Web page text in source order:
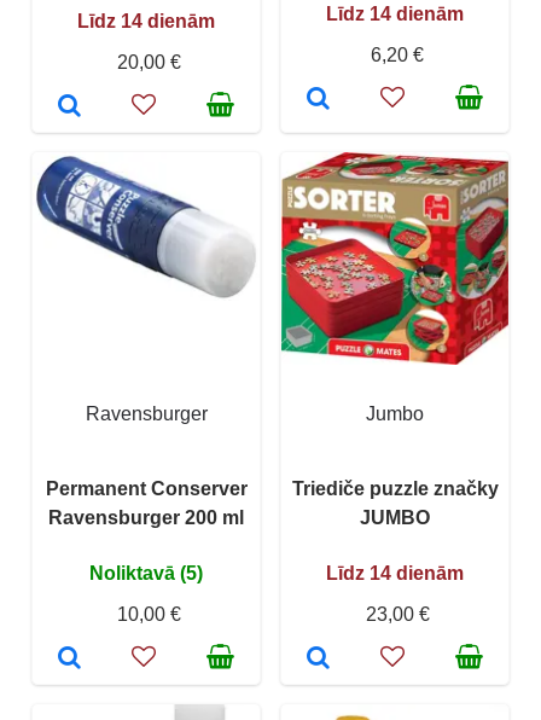
Līdz 14 dienām
20,00 €
Līdz 14 dienām
6,20 €
Ravensburger
Permanent Conserver
Ravensburger 200 ml
Noliktavā (5)
10,00 €
Jumbo
Triediče puzzle značky
JUMBO
Līdz 14 dienām
23,00 €